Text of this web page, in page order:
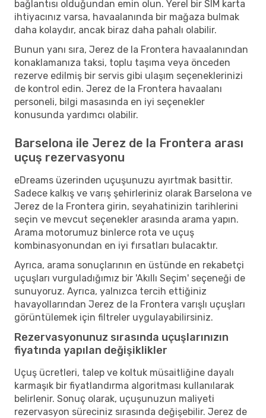
bağlantısı olduğundan emin olun. Yerel bir SIM karta
ihtiyacınız varsa, havaalanında bir mağaza bulmak
daha kolaydır, ancak biraz daha pahalı olabilir.
Bunun yanı sıra, Jerez de la Frontera havaalanından
konaklamanıza taksi, toplu taşıma veya önceden
rezerve edilmiş bir servis gibi ulaşım seçeneklerinizi
de kontrol edin. Jerez de la Frontera havaalanı
personeli, bilgi masasında en iyi seçenekler
konusunda yardımcı olabilir.
Barselona ile Jerez de la Frontera arası
uçuş rezervasyonu
eDreams üzerinden uçuşunuzu ayırtmak basittir.
Sadece kalkış ve varış şehirleriniz olarak Barselona ve
Jerez de la Frontera girin, seyahatinizin tarihlerini
seçin ve mevcut seçenekler arasında arama yapın.
Arama motorumuz binlerce rota ve uçuş
kombinasyonundan en iyi fırsatları bulacaktır.
Ayrıca, arama sonuçlarının en üstünde en rekabetçi
uçuşları vurguladığımız bir 'Akıllı Seçim' seçeneği de
sunuyoruz. Ayrıca, yalnızca tercih ettiğiniz
havayollarından Jerez de la Frontera varışlı uçuşları
görüntülemek için filtreler uygulayabilirsiniz.
Rezervasyonunuz sırasında uçuşlarınızın
fiyatında yapılan değişiklikler
Uçuş ücretleri, talep ve koltuk müsaitliğine dayalı
karmaşık bir fiyatlandırma algoritması kullanılarak
belirlenir. Sonuç olarak, uçuşunuzun maliyeti
rezervasyon süreciniz sırasında değişebilir. Jerez de